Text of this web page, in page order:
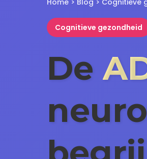
Cognitieve gezondheid
De